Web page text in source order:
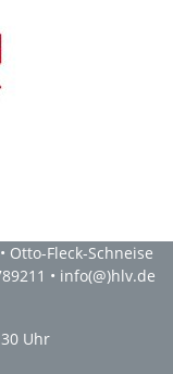
• Otto-Fleck-Schneise
• info(@)hlv.de
Uhr